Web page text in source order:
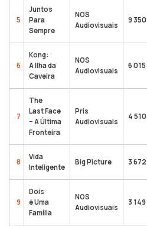
5
Juntos
Para
Sempre
NOS
Audiovisuais
9 350
6
Kong:
A Ilha da
Caveira
NOS
Audiovisuais
6 015
7
The
Last Face
– A Última
Fronteira
Pris
Audiovisuais
4 510
8
Vida
Inteligente
Big Picture 3 672
9
Dois
é Uma
Família
NOS
Audiovisuais
3 149